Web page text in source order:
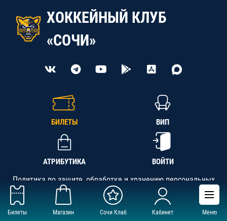
Билеты Магазин Сочи Клаб Кабинет Меню
ХОККЕЙНЫЙ КЛУБ
«СОЧИ»
БИЛЕТЫ ВИП
АТРИБУТИКА ВОЙТИ
Политика по защите, обработке и хранению персональных
данных
АНО «СК «Кубань-Регион», ОГРН 1142300002349,